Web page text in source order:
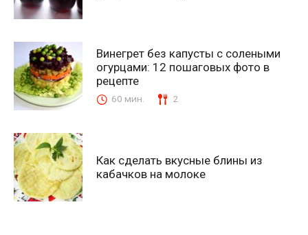
Винегрет без капусты с солеными
огурцами: 12 пошаговых фото в
рецепте
60 мин. 2
Как сделать вкусные блины из
кабачков на молоке